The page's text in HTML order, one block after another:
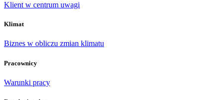
Klient w centrum uwagi
Klimat
Biznes w obliczu zmian klimatu
Pracownicy
Warunki pracy